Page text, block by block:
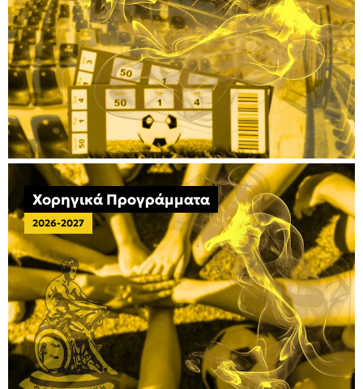
Χορηγικά Προγράμματα
2026-2027